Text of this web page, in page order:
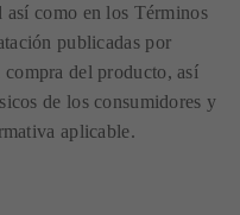
como en los Términos
publicadas por
del producto, así
de los consumidores y
aplicable.